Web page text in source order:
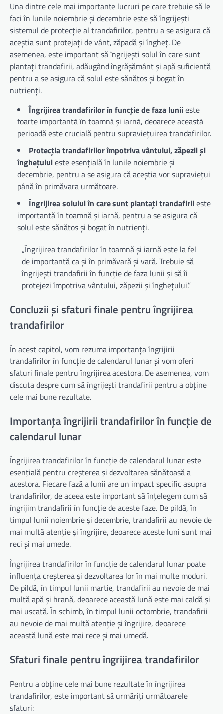
Una dintre cele mai importante lucruri pe care trebuie să le
faci în lunile noiembrie și decembrie este să îngrijești
sistemul de protecție al trandafirilor, pentru a se asigura că
aceștia sunt protejați de vânt, zăpadă și îngheț. De
asemenea, este important să îngrijești solul în care sunt
plantați trandafirii, adăugând îngrășământ și apă suficientă
pentru a se asigura că solul este sănătos și bogat în
nutrienți.
Îngrijirea trandafirilor în funcție de faza luniieste
foarte importantă în toamnă și iarnă, deoarece această
perioadă este crucială pentru supraviețuirea trandafirilor.
Protecția trandafirilor împotriva vântului, zăpezii și
înghețuluieste esențială în lunile noiembrie și
decembrie, pentru a se asigura că aceștia vor supraviețui
până în primăvara următoare.
Îngrijirea solului în care sunt plantați trandafiriieste
importantă în toamnă și iarnă, pentru a se asigura că
solul este sănătos și bogat în nutrienți.
„Îngrijirea trandafirilor în toamnă și iarnă este la fel
de importantă ca și în primăvară și vară. Trebuie să
îngrijești trandafirii în funcție de faza lunii și să îi
protejezi împotriva vântului, zăpezii și înghețului.”
Concluzii și sfaturi finale pentru îngrijirea
trandafirilor
În acest capitol, vom rezuma importanța îngrijirii
trandafirilor în funcție de calendarul lunar și vom oferi
sfaturi finale pentru îngrijirea acestora. De asemenea, vom
discuta despre cum să îngrijești trandafirii pentru a obține
cele mai bune rezultate.
Importanța îngrijirii trandafirilor în funcție de
calendarul lunar
Îngrijirea trandafirilor în funcție de calendarul lunar este
esențială pentru creșterea și dezvoltarea sănătoasă a
acestora. Fiecare fază a lunii are un impact specific asupra
trandafirilor, de aceea este important să înțelegem cum să
îngrijim trandafirii în funcție de aceste faze. De pildă, în
timpul lunii noiembrie și decembrie, trandafirii au nevoie de
mai multă atenție și îngrijire, deoarece aceste luni sunt mai
reci și mai umede.
Îngrijirea trandafirilor în funcție de calendarul lunar poate
influența creșterea și dezvoltarea lor în mai multe moduri.
De pildă, în timpul lunii martie, trandafirii au nevoie de mai
multă apă și hrană, deoarece această lună este mai caldă și
mai uscată. În schimb, în timpul lunii octombrie, trandafirii
au nevoie de mai multă atenție și îngrijire, deoarece
această lună este mai rece și mai umedă.
Sfaturi finale pentru îngrijirea trandafirilor
Pentru a obține cele mai bune rezultate în îngrijirea
trandafirilor, este important să urmăriți următoarele
sfaturi: